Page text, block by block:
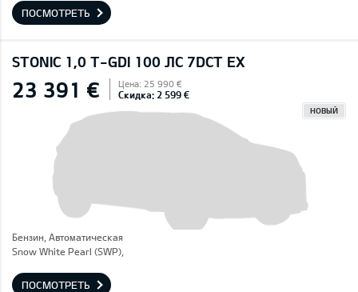
ПОСМОТРЕТЬ
STONIC 1,0 T-GDI 100 ЛС 7DCT EX
23 391 € Цена: 25 990 €
Скидка: 2 599 €
НОВЫЙ
Бензин, Автоматическая
Snow White Pearl (SWP),
ПОСМОТРЕТЬ